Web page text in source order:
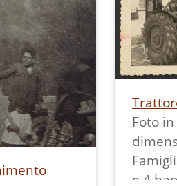
fidèle
teck-ale 8
casa
34.
e nero
copia
è
essa è
(38) di
1957.
in primo
sulla
all'Angela.
Foto
e 4